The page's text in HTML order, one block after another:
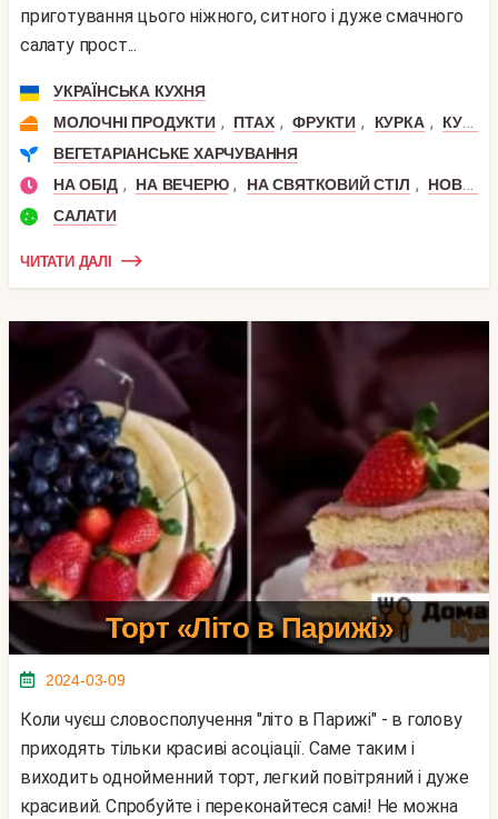
приготування цього ніжного, ситного і дуже смачного
салату прост...
УКРАЇНСЬКА КУХНЯ
МОЛОЧНІ ПРОДУКТИ , ПТАХ , ФРУКТИ , КУРКА ,
КУРЯЧЕ ФІЛЕ
ВЕГЕТАРІАНСЬКЕ ХАРЧУВАННЯ
НА ОБІД , НА ВЕЧЕРЮ , НА СВЯТКОВИЙ СТІЛ ,
НОВИЙ РІК
САЛАТИ
ЧИТАТИ ДАЛІ
Торт «Літо в Парижі»
2024-03-09
Коли чуєш словосполучення "літо в Парижі" - в голову
приходять тільки красиві асоціації. Саме таким і
виходить однойменний торт, легкий повітряний і дуже
красивий. Спробуйте і переконайтеся самі! Не можна